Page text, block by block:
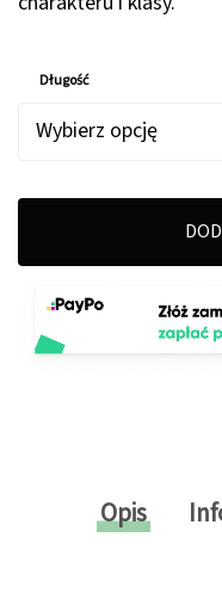
Długość
Opis